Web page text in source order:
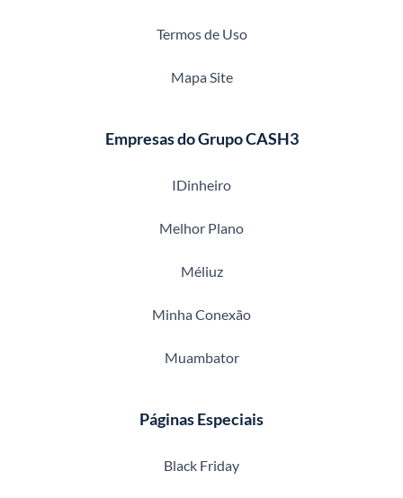
Termos de Uso
Mapa Site
Empresas do Grupo CASH3
IDinheiro
Melhor Plano
Méliuz
Minha Conexão
Muambator
Páginas Especiais
Black Friday